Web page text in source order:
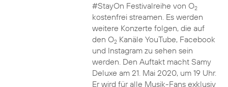
#StayOn Festivalreihe von O2
kostenfrei streamen. Es werden
weitere Konzerte folgen, die auf
den O2Kanäle YouTube, Facebook
und Instagram zu sehen sein
werden. Den Auftakt macht Samy
Deluxe am 21. Mai 2020, um 19 Uhr.
Er wird für alle Musik-Fans exklusiv